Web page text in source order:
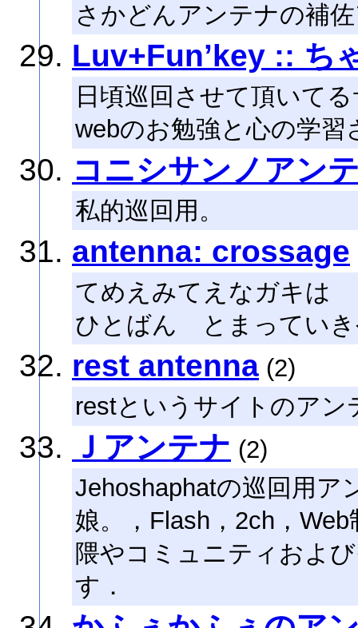
さかどんアンテナの補
Luv+Fun’key :: ち
日頃巡回させて頂いて
webのお勉強と心の学
コニシサンノアン
私的巡回用。
antenna: crossage
てめえみてえなガキは
ひとばん とまってい
rest antenna (2)
restというサイトのアン
Ｊアンテナ (2)
Jehoshaphatの巡回用ア
娘。，Flash，2ch，
隈やコミュニティおよ
す．